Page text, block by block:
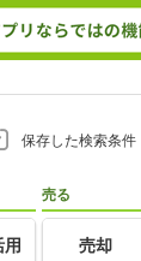
保存した検索条件
用
売る
売却